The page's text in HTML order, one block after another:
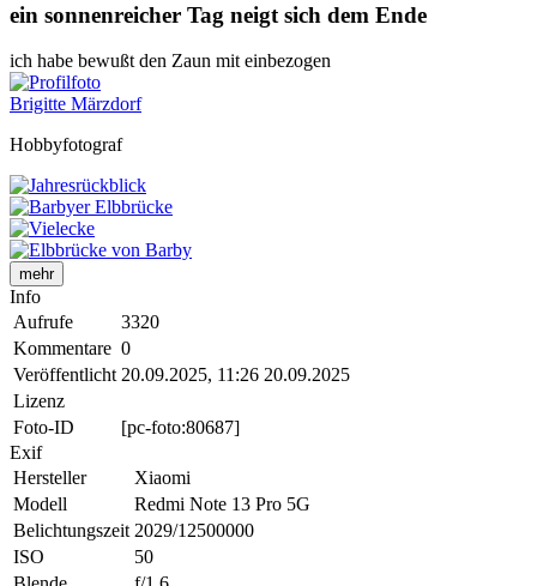
ein sonnenreicher Tag neigt sich dem Ende
ich habe bewußt den Zaun mit einbezogen
Brigitte Märzdorf
Hobbyfotograf
mehr
Info
Aufrufe
3320
Kommentare 0
Veröffentlicht 20.09.2025, 11:26 20.09.2025
Lizenz
Foto-ID
[pc-foto:80687]
Exif
Hersteller
Xiaomi
Modell
Redmi Note 13 Pro 5G
Belichtungszeit 2029/12500000
ISO
50